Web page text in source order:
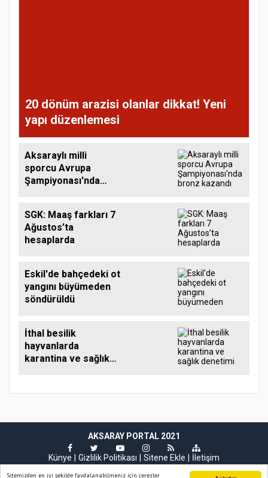
Sitemizden en iyi şekilde faydalanabilmeniz için çerezler
20 dönüm arazisi olanlar dikkat! Yeni
yapı düzenlemesi
Aksaraylı milli
sporcu Avrupa
Şampiyonası'nda
SGK: Maaş farkları 7
Ağustos’ta
hesaplarda
Eskil'de bahçedeki ot
yangını büyümeden
söndürüldü
İthal besilik
hayvanlarda
karantina ve sağlık
AKSARAY PORTAL 2021
Künye Gizlilik Politikası Sitene Ekle İletişim